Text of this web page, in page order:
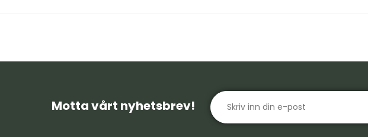
Motta vårt nyhetsbrev!